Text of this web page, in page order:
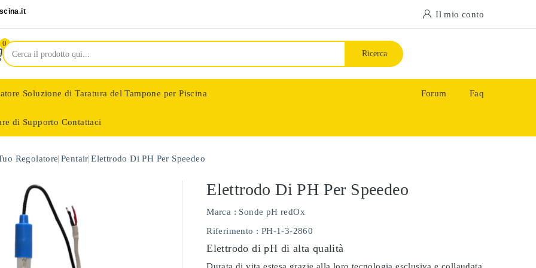
Il mio conto
0
Ricerca
Soluzione di Taratura del Tampone per Piscina
di Supporto Contattaci
Forum Faq
Regolatore Pentair Elettrodo Di PH Per Speedeo
Elettrodo Di PH Per Speedeo
Marca : Sonde pH redOx
Riferimento : PH-1-3-2860
Elettrodo di pH di alta qualità